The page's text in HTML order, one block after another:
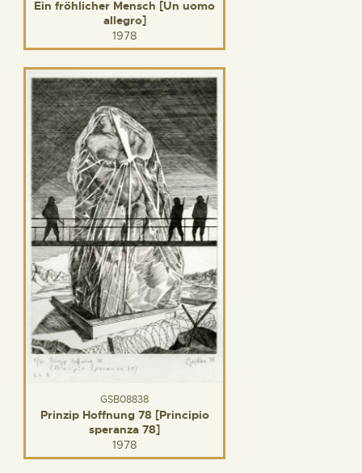
Ein fröhlicher Mensch [Un uomo
allegro]
1978
GSB08838
Prinzip Hoffnung 78 [Principio
speranza 78]
1978